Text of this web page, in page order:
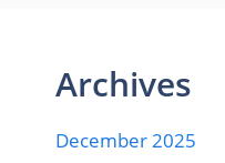
Archives
December 2025